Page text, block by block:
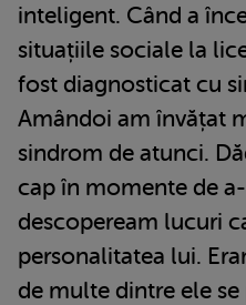
inteligent. Când a
situațiile sociale la
fost diagnosticat cu
Amândoi am învățat
sindrom de atunci.
cap în momente de
descopeream lucuri
personalitatea lui.
de multe dintre ele